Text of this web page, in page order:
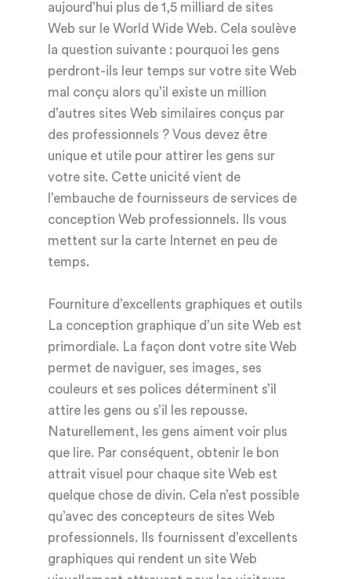
aujourd’hui plus de 1,5 milliard de sites
Web sur le World Wide Web. Cela soulève
la question suivante : pourquoi les gens
perdront-ils leur temps sur votre site Web
mal conçu alors qu’il existe un million
d’autres sites Web similaires conçus par
des professionnels ? Vous devez être
unique et utile pour attirer les gens sur
votre site. Cette unicité vient de
l’embauche de fournisseurs de services de
conception Web professionnels. Ils vous
mettent sur la carte Internet en peu de
temps.
Fourniture d’excellents graphiques et outils
La conception graphique d’un site Web est
primordiale. La façon dont votre site Web
permet de naviguer, ses images, ses
couleurs et ses polices déterminent s’il
attire les gens ou s’il les repousse.
Naturellement, les gens aiment voir plus
que lire. Par conséquent, obtenir le bon
attrait visuel pour chaque site Web est
quelque chose de divin. Cela n’est possible
qu’avec des concepteurs de sites Web
professionnels. Ils fournissent d’excellents
graphiques qui rendent un site Web